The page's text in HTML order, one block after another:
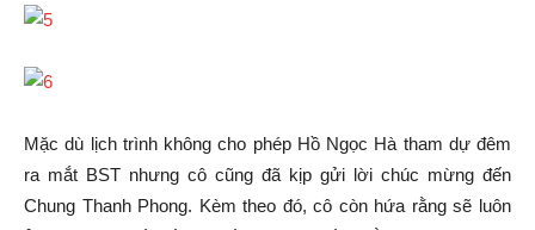
Mặc dù lịch trình không cho phép Hồ Ngọc Hà tham dự đêm
ra mắt BST nhưng cô cũng đã kịp gửi lời chúc mừng đến
Chung Thanh Phong. Kèm theo đó, cô còn hứa rằng sẽ luôn